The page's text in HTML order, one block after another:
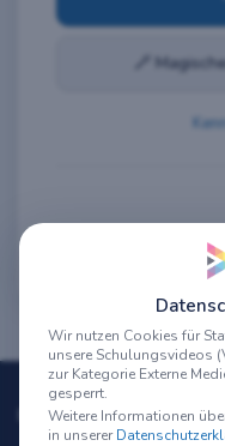
Wir nutzen Cookies für
unsere Schulungsvideos
zur Kategorie Externe
gesperrt.
Weitere Informationen
in unserer
🪄
BESTSELLER-KURSE FÜR